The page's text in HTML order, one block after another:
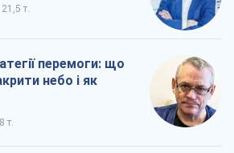
21,5 т.
перемоги: що
небо і як
т.